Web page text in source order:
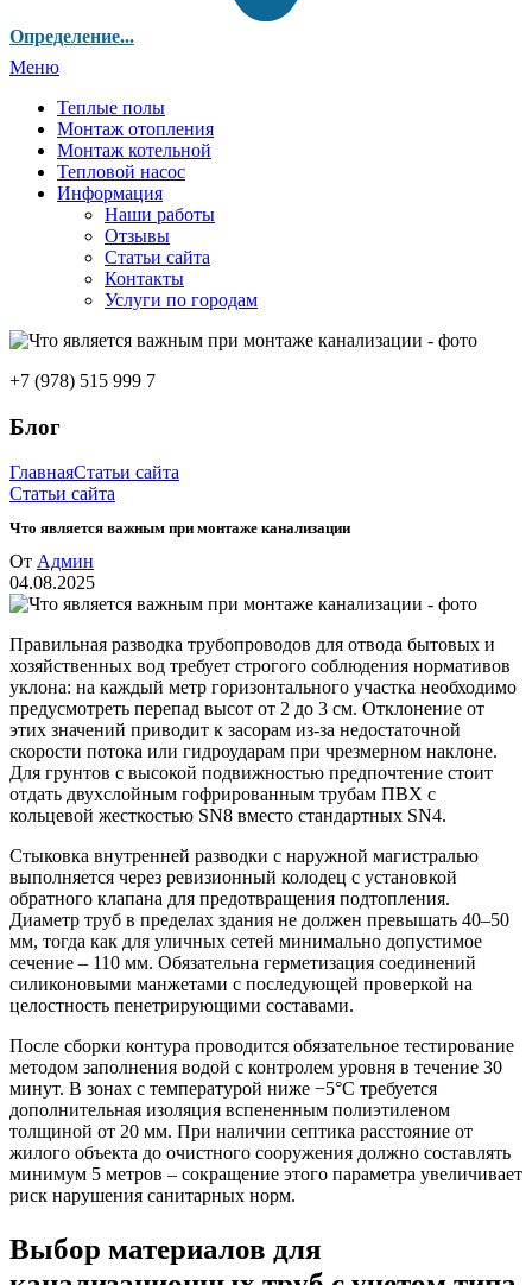
Определение...
Меню
Теплые полы
Монтаж отопления
Монтаж котельной
Тепловой насос
Информация
Наши работы
Отзывы
Статьи сайта
Контакты
Услуги по городам
+7 (978) 515 999 7
Блог
ГлавнаяСтатьи сайта
Статьи сайта
Что является важным при монтаже канализации
От Админ
04.08.2025
Правильная разводка трубопроводов для отвода бытовых и
хозяйственных вод требует строгого соблюдения нормативов
уклона: на каждый метр горизонтального участка необходимо
предусмотреть перепад высот от 2 до 3 см. Отклонение от
этих значений приводит к засорам из-за недостаточной
скорости потока или гидроударам при чрезмерном наклоне.
Для грунтов с высокой подвижностью предпочтение стоит
отдать двухслойным гофрированным трубам ПВХ с
кольцевой жесткостью SN8 вместо стандартных SN4.
Стыковка внутренней разводки с наружной магистралью
выполняется через ревизионный колодец с установкой
обратного клапана для предотвращения подтопления.
Диаметр труб в пределах здания не должен превышать 40–50
мм, тогда как для уличных сетей минимально допустимое
сечение – 110 мм. Обязательна герметизация соединений
силиконовыми манжетами с последующей проверкой на
целостность пенетрирующими составами.
После сборки контура проводится обязательное тестирование
методом заполнения водой с контролем уровня в течение 30
минут. В зонах с температурой ниже −5°C требуется
дополнительная изоляция вспененным полиэтиленом
толщиной от 20 мм. При наличии септика расстояние от
жилого объекта до очистного сооружения должно составлять
минимум 5 метров – сокращение этого параметра увеличивает
риск нарушения санитарных норм.
Выбор материалов для